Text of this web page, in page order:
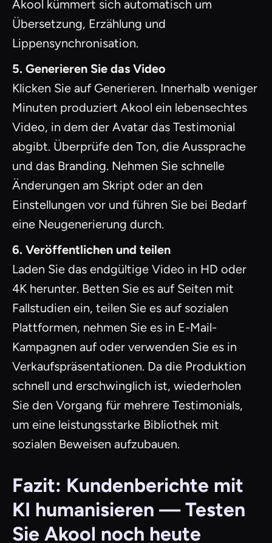
Akool kümmert sich automatisch um
Übersetzung, Erzählung und
Lippensynchronisation.
5. Generieren Sie das Video
Klicken Sie auf Generieren. Innerhalb weniger
Minuten produziert Akool ein lebensechtes
Video, in dem der Avatar das Testimonial
abgibt. Überprüfe den Ton, die Aussprache
und das Branding. Nehmen Sie schnelle
Änderungen am Skript oder an den
Einstellungen vor und führen Sie bei Bedarf
eine Neugenerierung durch.
6. Veröffentlichen und teilen
Laden Sie das endgültige Video in HD oder
4K herunter. Betten Sie es auf Seiten mit
Fallstudien ein, teilen Sie es auf sozialen
Plattformen, nehmen Sie es in E-Mail-
Kampagnen auf oder verwenden Sie es in
Verkaufspräsentationen. Da die Produktion
schnell und erschwinglich ist, wiederholen
Sie den Vorgang für mehrere Testimonials,
um eine leistungsstarke Bibliothek mit
sozialen Beweisen aufzubauen.
Fazit: Kundenberichte mit
KI humanisieren — Testen
Sie Akool noch heute